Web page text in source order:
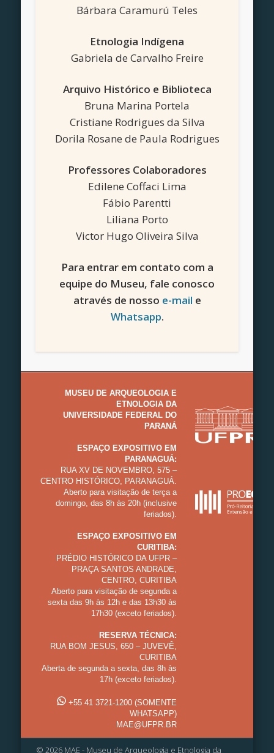
Bárbara Caramurú Teles
Etnologia Indígena
Gabriela de Carvalho Freire
Arquivo Histórico e Biblioteca
Bruna Marina Portela
Cristiane Rodrigues da Silva
Dorila Rosane de Paula Rodrigues
Professores Colaboradores
Edilene Coffaci Lima
Fábio Parentti
Liliana Porto
Victor Hugo Oliveira Silva
Para entrar em contato com a
equipe do Museu, fale conosco
através de nosso e-mail e
Whatsapp.
MUSEU DE ARQUEOLOGIA E
ETNOLOGIA DA
UNIVERSIDADE FEDERAL DO
PARANÁ
ESPAÇO EXPOSITIVO EM
PARANAGUÁ:
RUA XV DE NOVEMBRO, 575 –
CENTRO HISTÓRICO, PARANAGUÁ.
Aberto para visitação de terça a
domingo, das 8h às 20h (inclusive
feriados).
ESPAÇO EXPOSITIVO EM
CURITIBA:
PRÉDIO HISTÓRICO DA UFPR –
PRAÇA SANTOS ANDRADE,
CENTRO, CURITIBA
Aberto para visitação de segunda a
sexta das 9h às 12h e das 13h30 às
17h30 (exceto feriados).
RESERVA TÉCNICA:
RUA BOM JESUS, 650 – JUVEVÊ,
CURITIBA
Aberta de segunda a sexta, das 8h às
17h (exceto feriados).
+55 41 3721-1200 (SOMENTE
WHATSAPP)
MAE@UFPR.BR
© 2026 MAE - Museu de Arqueologia e Etnologia da